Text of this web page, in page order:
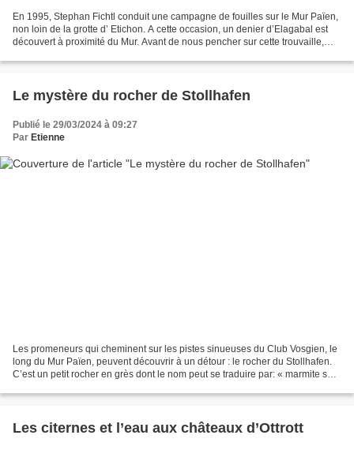
En 1995, Stephan Fichtl conduit une campagne de fouilles sur le Mur Païen,
non loin de la grotte d’ Etichon. A cette occasion, un denier d’Elagabal est
découvert à proximité du Mur. Avant de nous pencher sur cette trouvaille,
Le mystère du rocher de Stollhafen
Publié le 29/03/2024 à 09:27
Par Etienne
Les promeneurs qui cheminent sur les pistes sinueuses du Club Vosgien, le
long du Mur Païen, peuvent découvrir à un détour : le rocher du Stollhafen.
C’est un petit rocher en grès dont le nom peut se traduire par: « marmite sur
Les citernes et l’eau aux châteaux d’Ottrott